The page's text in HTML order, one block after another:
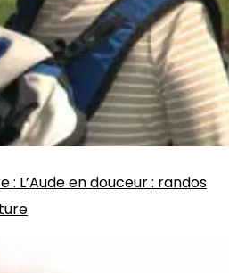
: L’Aude en douceur : randos